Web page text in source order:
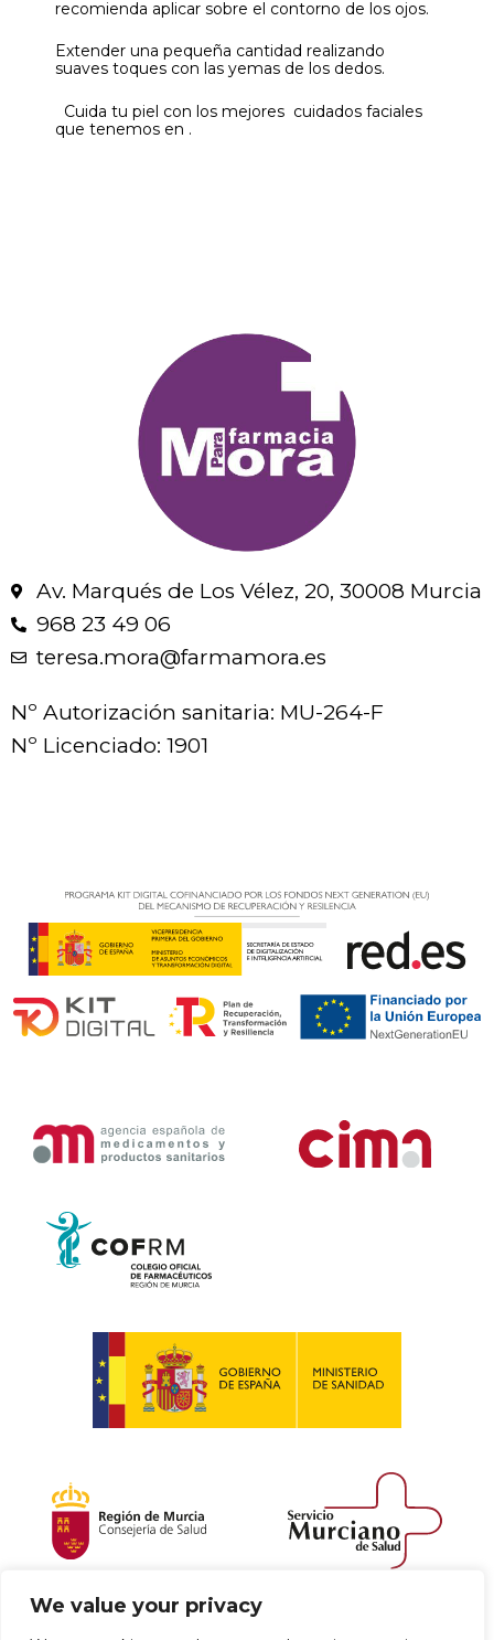
We value your privacy
recomienda aplicar sobre el contorno de los ojos.
Extender una pequeña cantidad realizando
suaves toques con las yemas de los dedos.
Cuida tu piel con los mejores cuidados faciales
que tenemos en .
Av. Marqués de Los Vélez, 20, 30008 Murcia
968 23 49 06
teresa.mora@farmamora.es
Nº Autorización sanitaria: MU-264-F
Nº Licenciado: 1901